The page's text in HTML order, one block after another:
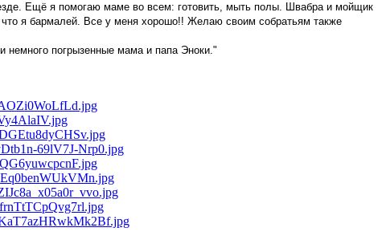
Ещё я помогаю маме во всем: готовить, мыть полы. Швабра и мойщик
я бармалей. Все у меня хорошо!! Желаю своим собратьям также
немного погрызенные мама и папа Эноки."